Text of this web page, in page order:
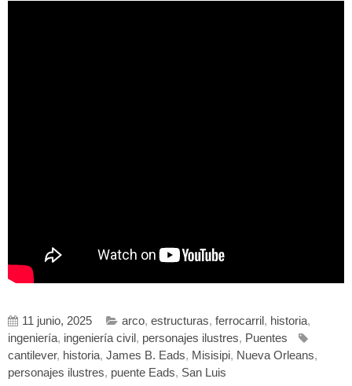
11 junio, 2025 arco, estructuras, ferrocarril, historia,
ingeniería, ingeniería civil, personajes ilustres, Puentes
cantilever, historia, James B. Eads, Misisipi, Nueva Orleans,
personajes ilustres, puente Eads, San Luis